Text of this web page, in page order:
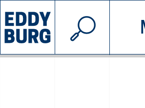
INIZIATIVE
© 2026 EDDYBURG